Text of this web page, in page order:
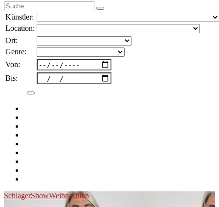
Suche
nach:
Künstler:
Location:
Ort:
Genre:
Von:
Bis:
SchlagerShowWeihnachten